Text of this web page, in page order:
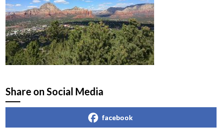
Share on Social Media
facebook